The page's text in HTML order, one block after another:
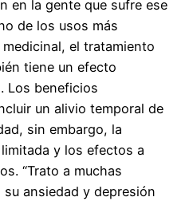
en la gente que sufre ese
de los usos más
el tratamiento
tiene un efecto
Los beneficios
un alivio temporal de
sin embargo, la
y los efectos a
“Trato a muchas
ansiedad y depresión